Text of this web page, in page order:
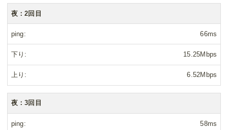
夜：2回目
ping 66ms
下り 15.25Mbps
上り 6.52Mbps
夜：3回目
ping 58ms